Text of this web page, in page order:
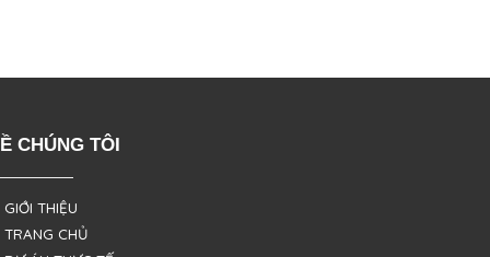
CHÚNG TÔI
THIỆU
CHỦ